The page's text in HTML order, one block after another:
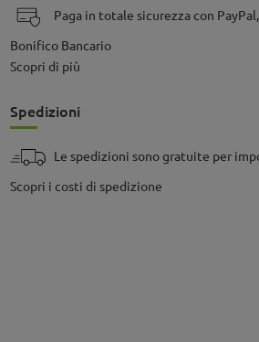
Paga in totale sicurezza con
Bonifico Bancario
Scopri di più
Spedizioni
Le spedizioni sono gratuite per
Scopri i costi di spedizione